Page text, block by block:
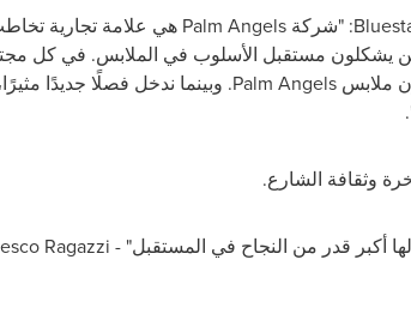
: "شركةPalm Angels هي علامة تجارية
يشكلون مستقبل الأسلوب في الملابس. في كل
ملابسPalm Angels. وبينما ندخل فصلًا جديدًا
وثقافة الشارع.
أكبر قدر من النجاح في المستقبل" - Ragazzi